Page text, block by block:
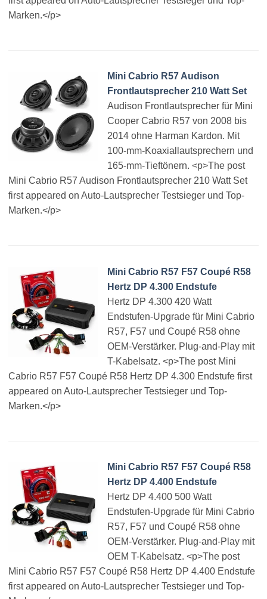
Marken.</p>
Mini Cabrio R57 Audison
Frontlautsprecher 210 Watt Set
Audison Frontlautsprecher für Mini
Cooper Cabrio R57 von 2008 bis
2014 ohne Harman Kardon. Mit
100-mm-Koaxiallautsprechern und
165-mm-Tieftönern. <p>The post
Mini Cabrio R57 Audison Frontlautsprecher 210 Watt Set
first appeared on Auto-Lautsprecher Testsieger und Top-
Marken.</p>
Mini Cabrio R57 F57 Coupé R58
Hertz DP 4.300 Endstufe
Hertz DP 4.300 420 Watt
Endstufen-Upgrade für Mini Cabrio
R57, F57 und Coupé R58 ohne
OEM-Verstärker. Plug-and-Play mit
T-Kabelsatz. <p>The post Mini
Cabrio R57 F57 Coupé R58 Hertz DP 4.300 Endstufe first
appeared on Auto-Lautsprecher Testsieger und Top-
Marken.</p>
Mini Cabrio R57 F57 Coupé R58
Hertz DP 4.400 Endstufe
Hertz DP 4.400 500 Watt
Endstufen-Upgrade für Mini Cabrio
R57, F57 und Coupé R58 ohne
OEM-Verstärker. Plug-and-Play mit
OEM T-Kabelsatz. <p>The post
Mini Cabrio R57 F57 Coupé R58 Hertz DP 4.400 Endstufe
first appeared on Auto-Lautsprecher Testsieger und Top-